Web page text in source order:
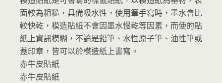
面較為粗糙，具備吸水性，使用筆手寫時，墨水會比
較快乾，模造貼紙不會因墨水慢乾等因素，而使的貼
紙上資訊模糊，不論是鉛筆、水性原子筆、油性筆或
蓋印章，皆可以於模造紙上書寫。
赤牛皮貼紙
赤牛皮貼紙